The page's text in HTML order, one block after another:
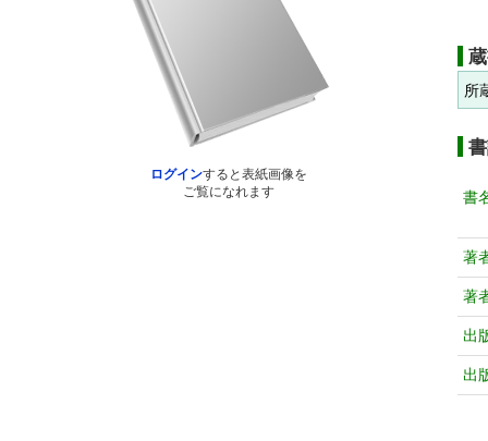
ログインすると表紙画像を
ご覧になれます
所
書
著
著
出
出